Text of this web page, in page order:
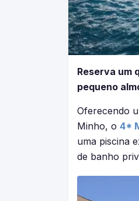
Reserva um
pequeno
Oferecendo
Minho, o 4*
uma piscina
de banho